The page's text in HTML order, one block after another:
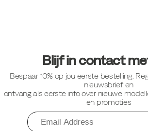
Blijf in contact
Bespaar 10% op jou eerste bestelling.
nieuwsbrief en
ontvang als eerste info over nieuwe
en promoties